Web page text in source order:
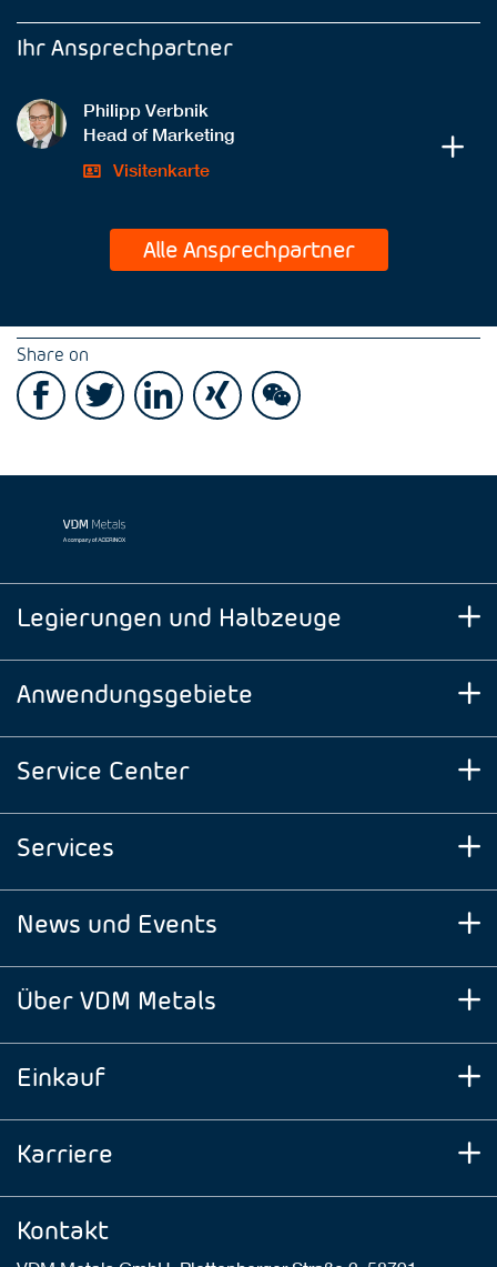
Ihr Ansprechpartner
Philipp Verbnik
Head of Marketing
Visitenkarte
Alle Ansprechpartner
Share on
Legierungen und Halbzeuge
Anwendungsgebiete
Service Center
Services
News und Events
Über VDM Metals
Einkauf
Karriere
Kontakt